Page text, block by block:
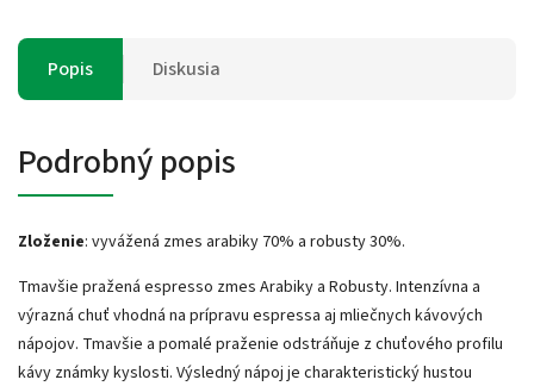
Popis Diskusia
Podrobný popis
Zloženie: vyvážená zmes arabiky 70% a robusty 30%.
Tmavšie pražená espresso zmes Arabiky a Robusty. Intenzívna a
výrazná chuť vhodná na prípravu espressa aj mliečnych kávových
nápojov. Tmavšie a pomalé praženie odstráňuje z chuťového profilu
kávy známky kyslosti. Výsledný nápoj je charakteristický hustou